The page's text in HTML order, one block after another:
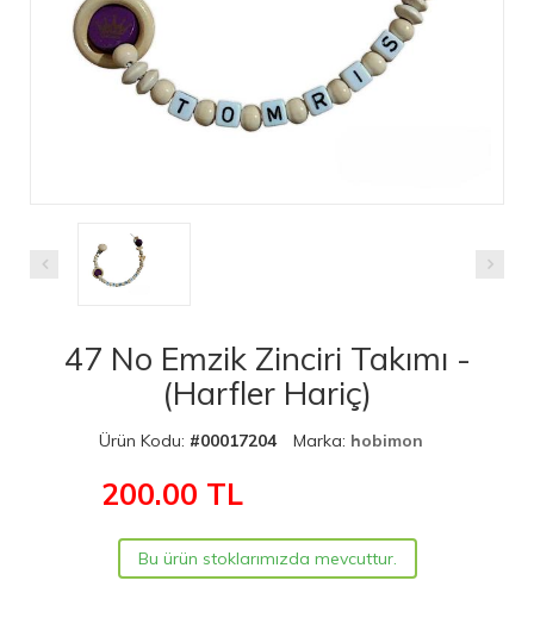
47 No Emzik Zinciri Takımı -
(Harfler Hariç)
Ürün Kodu: #00017204 Marka: hobimon
200.00 TL
Bu ürün stoklarımızda mevcuttur.